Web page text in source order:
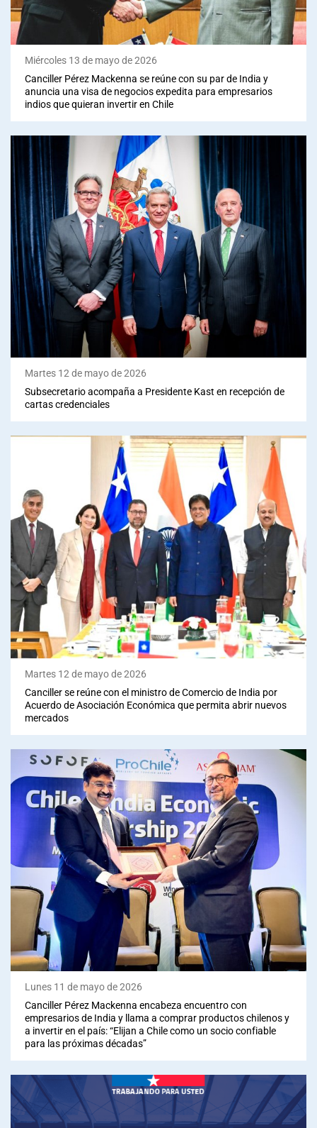
Miércoles 13 de mayo de 2026
Canciller Pérez Mackenna se reúne con su par de India y
anuncia una visa de negocios expedita para empresarios
indios que quieran invertir en Chile
Martes 12 de mayo de 2026
Subsecretario acompaña a Presidente Kast en recepción de
cartas credenciales
Martes 12 de mayo de 2026
Canciller se reúne con el ministro de Comercio de India por
Acuerdo de Asociación Económica que permita abrir nuevos
mercados
Lunes 11 de mayo de 2026
Canciller Pérez Mackenna encabeza encuentro con
empresarios de India y llama a comprar productos chilenos y
a invertir en el país: “Elijan a Chile como un socio confiable
para las próximas décadas”